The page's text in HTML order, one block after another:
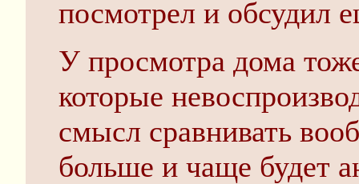
посмотрел и обсудил
У просмотра дома
которые
смысл сравнивать
больше и чаще будет